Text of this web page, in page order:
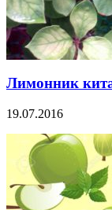
Лимонник
19.07.2016